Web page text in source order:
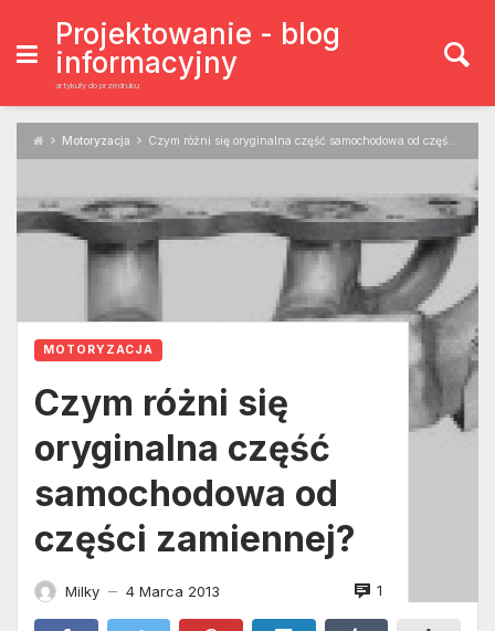
content
Projektowanie - blog
informacyjny
artykuły do przedruku
Motoryzacja Czym różni się oryginalna część samochodowa od części zamiennej?
MOTORYZACJA
Czym różni się
oryginalna część
samochodowa od
części zamiennej?
Milky — 4 Marca 2013 1